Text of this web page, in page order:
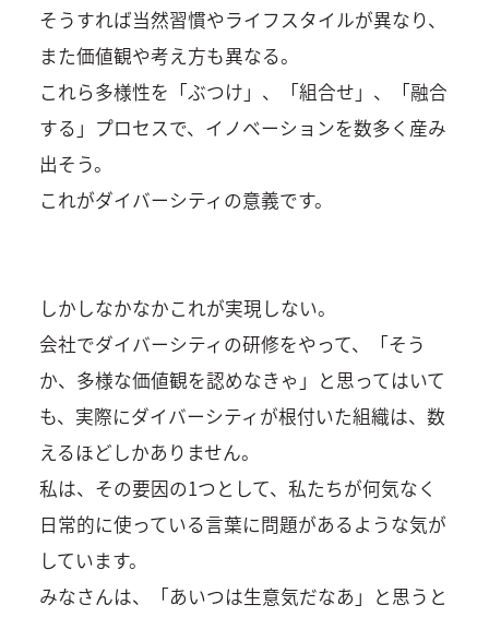
そうすれば当然習慣やライフスタイルが異なり、
また価値観や考え方も異なる。
これら多様性を「ぶつけ」、「組合せ」、「融合
する」プロセスで、イノベーションを数多く産み
出そう。
これがダイバーシティの意義です。
しかしなかなかこれが実現しない。
会社でダイバーシティの研修をやって、「そう
か、多様な価値観を認めなきゃ」と思ってはいて
も、実際にダイバーシティが根付いた組織は、数
えるほどしかありません。
私は、その要因の1つとして、私たちが何気なく
日常的に使っている言葉に問題があるような気が
しています。
みなさんは、「あいつは生意気だなあ」と思うと